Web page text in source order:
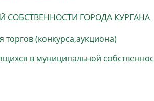
ГОРОДА КУРГАНА
торгов (конкурса,аукциона)
в муниципальной